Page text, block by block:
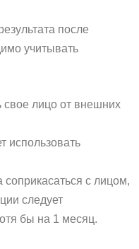
после
учитывать
лицо от внешних
использовать
с лицом,
следует
бы на 1 месяц.